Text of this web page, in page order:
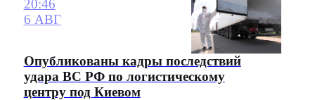
20:46
6 АВГ
Опубликованы кадры последствий
удара ВС РФ по логистическому
центру под Киевом